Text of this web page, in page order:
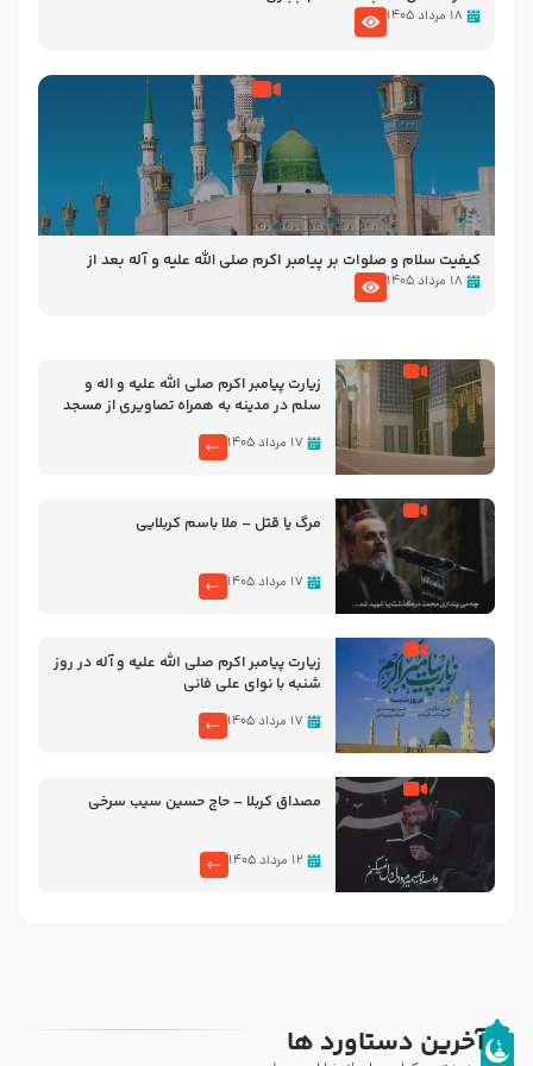
۱۸ مرداد ۱۴۰۵
کیفیت سلام و صلوات بر پیامبر اکرم صلی الله علیه و آله بعد از
نمازهای واجب – مهدی نجفی
۱۸ مرداد ۱۴۰۵
زیارت پیامبر اکرم صلی الله علیه و اله و
سلم در مدینه به همراه تصاویری از مسجد
۱۷ مرداد ۱۴۰۵
مرگ یا قتل – ملا باسم کربلایی
۱۷ مرداد ۱۴۰۵
زیارت پیامبر اکرم صلی الله علیه و آله در روز
شنبه با نوای علی فانی
۱۷ مرداد ۱۴۰۵
مصداق کربلا – حاج حسین سیب سرخی
۱۲ مرداد ۱۴۰۵
آخرین دستاورد ها